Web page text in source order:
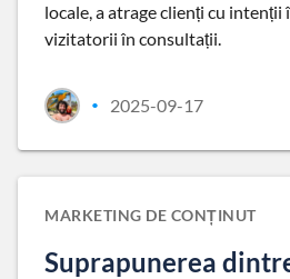
locale, a atrage clienți cu
vizitatorii în consultații.
• 2025-09-17
MARKETING DE CONȚINUT
Suprapunerea